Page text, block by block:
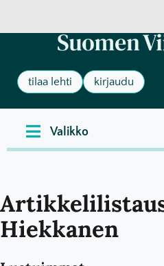
tilaa lehti kirjaudu
Hiekkanen